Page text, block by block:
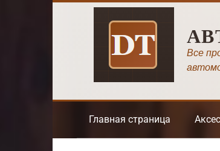
Все
Главная страница